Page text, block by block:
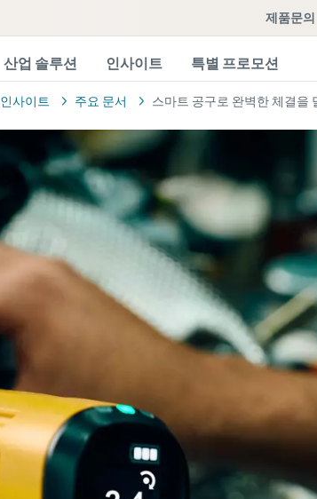
제품문의
산업 솔루션 인사이트 특별 프로모션
인사이트 주요 문서 스마트 공구로 완벽한 체결을